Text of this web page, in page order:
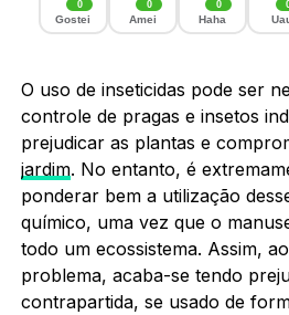
0
Gostei
0
Amei
0
Haha
O uso de inseticidas pode ser
controle de pragas e insetos
prejudicar as plantas e
jardim. No entanto, é
ponderar bem a utilização
químico, uma vez que o
todo um ecossistema. Assim,
problema, acaba-se tendo
contrapartida, se usado de